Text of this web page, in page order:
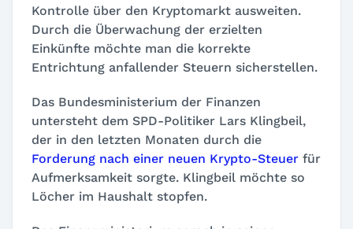
Kontrolle über den Kryptomarkt ausweiten.
Durch die Überwachung der erzielten
Einkünfte möchte man die korrekte
Entrichtung anfallender Steuern sicherstellen.
Das Bundesministerium der Finanzen
untersteht dem SPD-Politiker Lars Klingbeil,
der in den letzten Monaten durch die
Forderung nach einer neuen Krypto-Steuer für
Aufmerksamkeit sorgte. Klingbeil möchte so
Löcher im Haushalt stopfen.